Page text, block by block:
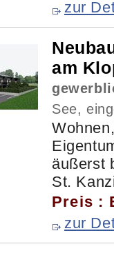
zur
am
See,
äußerst
St.
Preis :
zur